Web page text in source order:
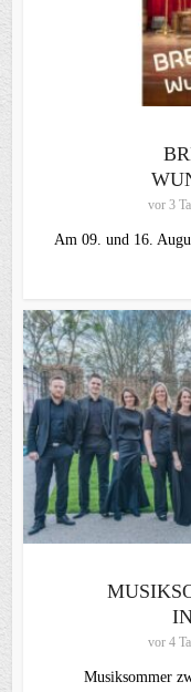
vor 3
Am 09. und 16.
vor 4
Musiksommer